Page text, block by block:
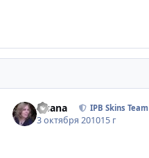
Fisana IPB Skins Team
3 октября 201015 г